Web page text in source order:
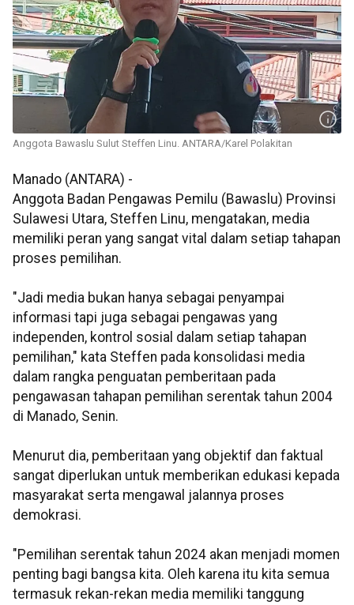
Anggota Bawaslu Sulut Steffen Linu. ANTARA/Karel Polakitan
Manado (ANTARA) -
Anggota Badan Pengawas Pemilu (Bawaslu) Provinsi
Sulawesi Utara, Steffen Linu, mengatakan, media
memiliki peran yang sangat vital dalam setiap tahapan
proses pemilihan.
"Jadi media bukan hanya sebagai penyampai
informasi tapi juga sebagai pengawas yang
independen, kontrol sosial dalam setiap tahapan
pemilihan," kata Steffen pada konsolidasi media
dalam rangka penguatan pemberitaan pada
pengawasan tahapan pemilihan serentak tahun 2004
di Manado, Senin.
Menurut dia, pemberitaan yang objektif dan faktual
sangat diperlukan untuk memberikan edukasi kepada
masyarakat serta mengawal jalannya proses
demokrasi.
"Pemilihan serentak tahun 2024 akan menjadi momen
penting bagi bangsa kita. Oleh karena itu kita semua
termasuk rekan-rekan media memiliki tanggung